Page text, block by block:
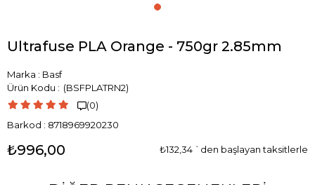
Ultrafuse PLA Orange - 750gr 2.85mm
Marka : Basf
(BSFPLATRN2)
(0)
Barkod : 8718969920230
₺996,00 ₺132,34 `den başlayan taksitlerle